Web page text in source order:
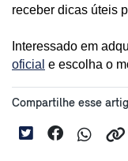
receber dicas úteis
Interessado em
oficial e escolha o
Compartilhe esse